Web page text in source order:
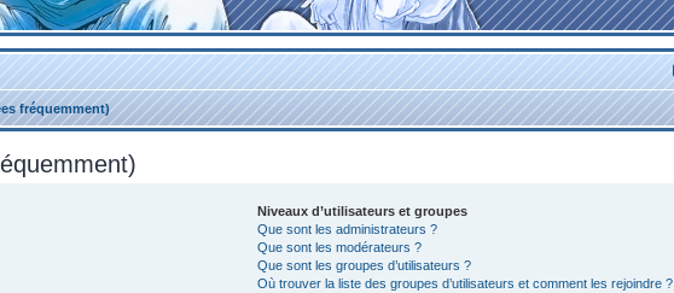
fréquemment)
Niveaux d’utilisateurs et groupes
Que sont les administrateurs ?
Que sont les modérateurs ?
Que sont les groupes d’utilisateurs ?
Où trouver la liste des groupes d’utilisateurs et comment les rejoindre ?